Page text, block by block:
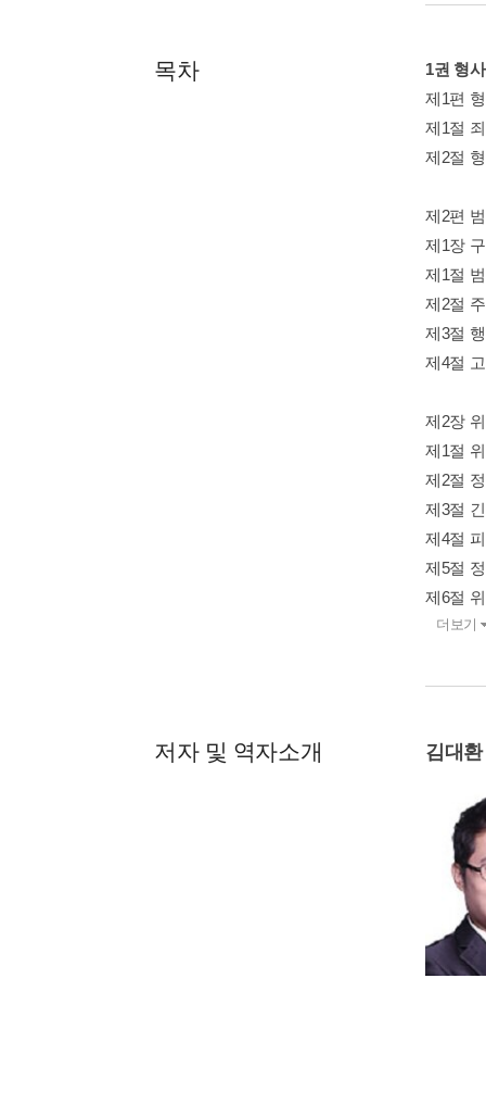
목차
1권 형
제1편
제1절
제2절
제2편
제1장
제1절
제2절
제3절
제4절
제2장
제1절
제2절
제3절
제4절
제5절
제6절
더보기
저자 및 역자소개 김대환